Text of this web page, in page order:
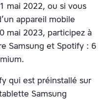
mai 2022, ou si vous
appareil mobile
mai 2023, participez à
Samsung et Spotify : 6
qui est préinstallé sur
Samsung